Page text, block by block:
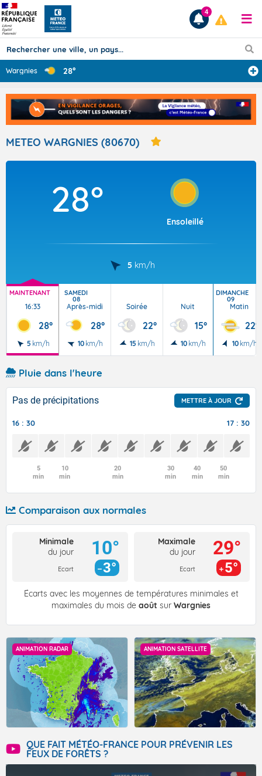
Prévisions
TOUS LES RÉSULTATS
Articles
4
Wargnies 28°
METEO WARGNIES (80670)
28°
Ensoleillé
5 km/h
MAINTENANT
16:33
28°
5 km/h
SAMEDI
08
Après-midi
28°
10 km/h
Soirée
22°
15 km/h
Nuit
15°
10 km/h
DIMANCHE
09
Matin
22°
10 km/h
Pluie dans l'heure
Pas de précipitations METTRE À JOUR
16 : 30 17 : 30
5
min
10
min
20
min
30
min
40
min
50
min
Comparaison aux normales
Minimale
du jour
Ecart
10°
3°
Maximale
du jour
Ecart
29°
5°
Écarts avec les moyennes de températures minimales et
maximales du mois de août sur Wargnies
ANIMATION RADAR ANIMATION SATELLITE
QUE FAIT MÉTÉO-FRANCE POUR PRÉVENIR LES
FEUX DE FORÊTS ?